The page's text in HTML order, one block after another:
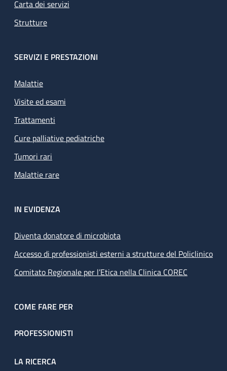
Carta dei servizi
Strutture
SERVIZI E PRESTAZIONI
Malattie
Visite ed esami
Trattamenti
Cure palliative pediatriche
Tumori rari
Malattie rare
IN EVIDENZA
Diventa donatore di microbiota
Accesso di professionisti esterni a strutture del Policlinico
Comitato Regionale per l’Etica nella Clinica COREC
COME FARE PER
PROFESSIONISTI
LA RICERCA